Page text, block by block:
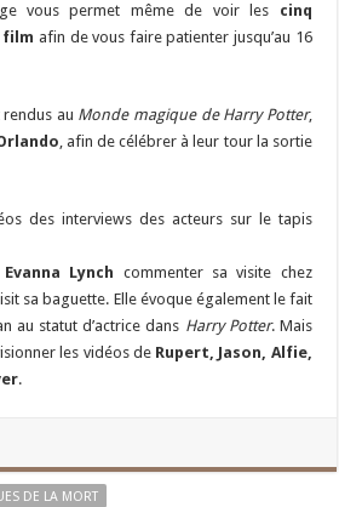
vous permet même de voir les cinq
film afin de vous faire patienter jusqu’au 16
rendus au Monde magique de Harry Potter,
, afin de célébrer à leur tour la sortie
des interviews des acteurs sur le tapis
Evanna Lynch commenter sa visite chez
sa baguette. Elle évoque également le fait
au statut d’actrice dans Harry Potter. Mais
les vidéos de Rupert, Jason, Alfie,
.
DE LA MORT